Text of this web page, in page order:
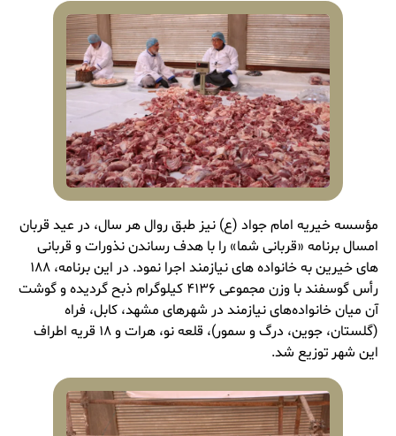
مؤسسه خیریه امام جواد (ع) نیز طبق روال هر سال، در عید قربان
امسال برنامه «قربانی شما» را با هدف رساندن نذورات و قربانی‌
های خیرین به خانواده ‌های نیازمند اجرا نمود. در این برنامه، ۸۸۱
رأس گوسفند با وزن مجموعی ۶۳۱۴ کیلوگرام ذبح گردیده و گوشت
آن میان خانواده‌های نیازمند در شهرهای مشهد، کابل، فراه
(گلستان، جوین، درگ و سمور)، قلعه‌ نو، هرات و۸۱ قریه اطراف
این شهر توزیع شد.